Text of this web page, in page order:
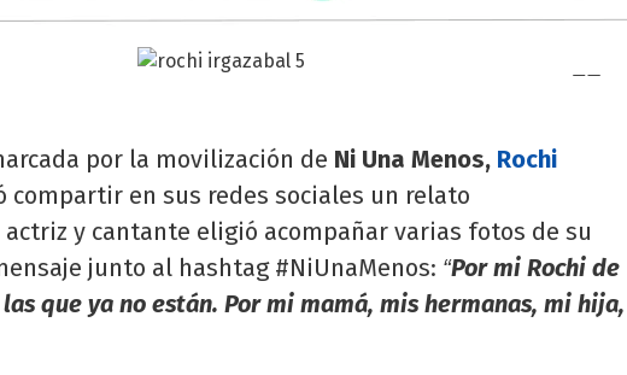
por la movilización de Ni Una Menos, Rochi
compartir en sus redes sociales un relato
actriz y cantante eligió acompañar varias fotos de su
junto al hashtag #NiUnaMenos: “Por mi Rochi de
que ya no están. Por mi mamá, mis hermanas, mi hija,